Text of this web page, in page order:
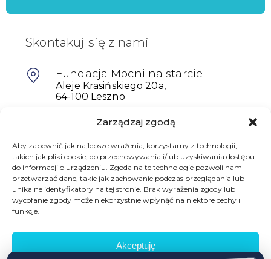
Zarządzaj zgodą
Aby zapewnić jak najlepsze wrażenia, korzystamy z technologii,
takich jak pliki cookie, do przechowywania i/lub uzyskiwania dostępu
do informacji o urządzeniu. Zgoda na te technologie pozwoli nam
przetwarzać dane, takie jak zachowanie podczas przeglądania lub
unikalne identyfikatory na tej stronie. Brak wyrażenia zgody lub
wycofanie zgody może niekorzystnie wpłynąć na niektóre cechy i
funkcje.
Akceptuję
Skontakuj się z nami
Fundacja Mocni na starcie
Aleje Krasińskiego 20a,
64-100 Leszno
601698402
biuro@mocninastarcie.pl